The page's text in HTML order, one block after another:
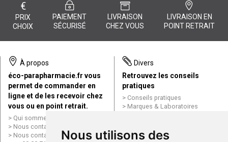
Nous utilisons des
€
PRIX
CHOIX
PAIEMENT
SÉCURISÉ
LIVRAISON
CHEZ VOUS
LIVRAISON EN
POINT RETRAIT
À propos
éco-parapharmacie.fr vous
permet de commander en
ligne et de les recevoir chez
vous ou en point retrait.
Qui sommes nous ?
Nous contacter par e-mail
Nous contacter par téléphone
Divers
Retrouvez les conseils
pratiques
Conseils pratiques
Marques & Laboratoires
Mentions légales